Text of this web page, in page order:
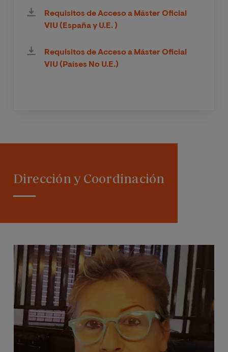
Requisitos de Acceso a Máster Oficial
VIU (España y U.E. )
Requisitos de Acceso a Máster Oficial
VIU (Países No U.E.)
Dirección y Coordinación